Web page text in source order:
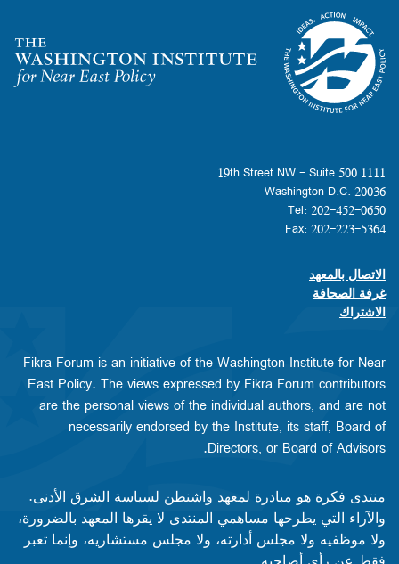
Homepage
1111 19th Street NW - Suite 500
Washington D.C. 20036
Tel: 202-452-0650
Fax: 202-223-5364
Footer contact links
الاتصال بالمعهد
غرفة الصحافة
الاشتراك
Fikra Forum is an initiative of the Washington Institute for Near
East Policy. The views expressed by Fikra Forum contributors
are the personal views of the individual authors, and are not
necessarily endorsed by the Institute, its staff, Board of
Directors, or Board of Advisors.​​
منتدى فكرة هو مبادرة لمعهد واشنطن لسياسة الشرق الأدنى.
والآراء التي يطرحها مساهمي المنتدى لا يقرها المعهد بالضرورة،
ولا موظفيه ولا مجلس أدارته، ولا مجلس مستشاريه، وإنما تعبر